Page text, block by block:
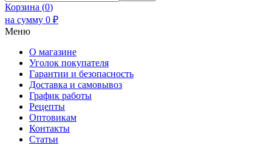
Корзина (0)
на сумму 0 ₽
Меню
О магазине
Уголок покупателя
Гарантии и безопасность
Доставка и самовывоз
График работы
Рецепты
Оптовикам
Контакты
Статьи